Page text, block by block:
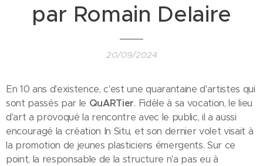
par Romain Delaire
20/09/2024
En 10 ans d'existence, c'est une quarantaine d'artistes qui
sont passés par le QuARTier. Fidèle à sa vocation, le lieu
d'art a provoqué la rencontre avec le public, il a aussi
encouragé la création In Situ, et son dernier volet visait à
la promotion de jeunes plasticiens émergents. Sur ce
point, la responsable de la structure n'a pas eu à